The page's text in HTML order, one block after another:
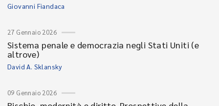
Giovanni Fiandaca
27 Gennaio 2026
Sistema penale e democrazia negli Stati Uniti (e
altrove)
David A. Sklansky
09 Gennaio 2026